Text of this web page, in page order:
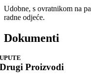
Udobne, s ovratnikom na
radne odjeće.
Dokumenti
UPUTE
Drugi Proizvodi